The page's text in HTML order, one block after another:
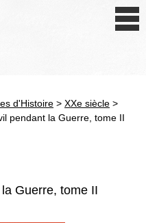
d'Histoire > XXe siècle >
pendant la Guerre, tome II
Guerre, tome II